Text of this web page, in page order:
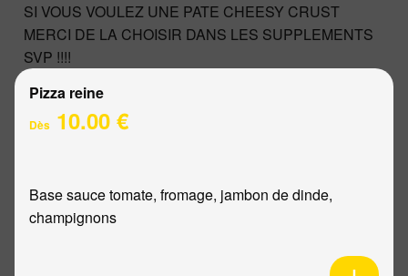
SI VOUS VOULEZ UNE PATE CHEESY CRUST
MERCI DE LA CHOISIR DANS LES SUPPLEMENTS
SVP !!!!
Pizza reine
Dès 10.00 €
Base sauce tomate, fromage, jambon de dinde,
champignons